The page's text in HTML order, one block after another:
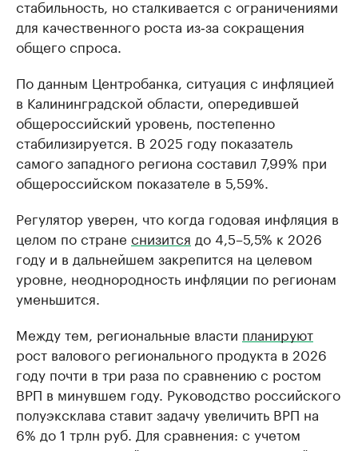
стабильность, но сталкивается с ограничениями
для качественного роста из‑за сокращения
общего спроса.
По данным Центробанка, ситуация с инфляцией
в Калининградской области, опередившей
общероссийский уровень, постепенно
стабилизируется. В 2025 году показатель
самого западного региона составил 7,99% при
общероссийском показателе в 5,59%.
Регулятор уверен, что когда годовая инфляция в
целом по стране снизится до 4,5–5,5% к 2026
году и в дальнейшем закрепится на целевом
уровне, неоднородность инфляции по регионам
уменьшится.
Между тем, региональные власти планируют
рост валового регионального продукта в 2026
году почти в три раза по сравнению с ростом
ВРП в минувшем году. Руководство российского
полуэксклава ставит задачу увеличить ВРП на
6% до 1 трлн руб. Для сравнения: с учетом